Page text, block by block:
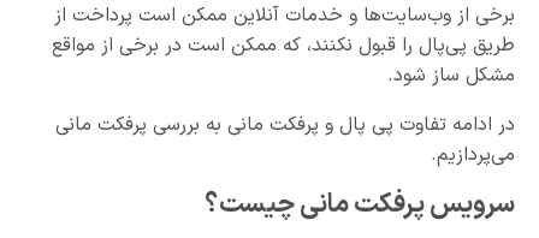
برخی از وب‌سایت‌ها و خدمات آنلاین ممکن است پرداخت از
طریق پی‌پال را قبول نکنند، که ممکن است در برخی از مواقع
مشکل ساز شود.
در ادامه تفاوت پی پال و پرفکت مانی به بررسی پرفکت مانی
می‌پردازیم.
سرویس پرفکت مانی چیست؟